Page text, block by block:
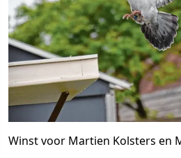
Winst voor Martien Kolsters en